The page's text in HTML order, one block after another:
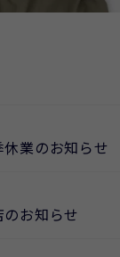
業のお知らせ
お知らせ